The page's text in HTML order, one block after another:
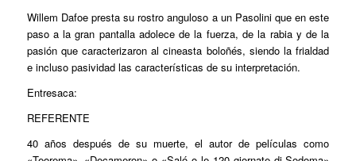
Willem Dafoe presta su rostro anguloso a un Pasolini que en este
paso a la gran pantalla adolece de la fuerza, de la rabia y de la
pasión que caracterizaron al cineasta boloñés, siendo la frialdad
e incluso pasividad las características de su interpretación.
Entresaca:
REFERENTE
40 años después de su muerte, el autor de películas como